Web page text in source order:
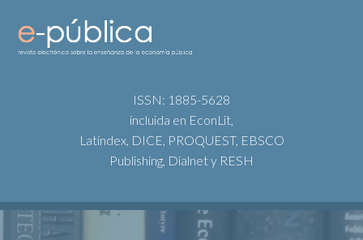
ISSN: 1885-5628
incluida en EconLit,
Latindex, DICE, PROQUEST, EBSCO
Publishing, Dialnet y RESH